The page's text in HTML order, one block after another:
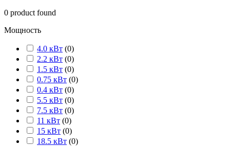
0 product found
Мощность
4.0 кВт (0)
2.2 кВт (0)
1.5 кВт (0)
0.75 кВт (0)
0.4 кВт (0)
5.5 кВт (0)
7.5 кВт (0)
11 кВт (0)
15 кВт (0)
18.5 кВт (0)